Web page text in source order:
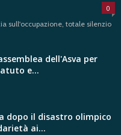
0
sull'occupazione, totale silenzio
dell'Asva per
e...
dopo il disastro olimpico
ai...